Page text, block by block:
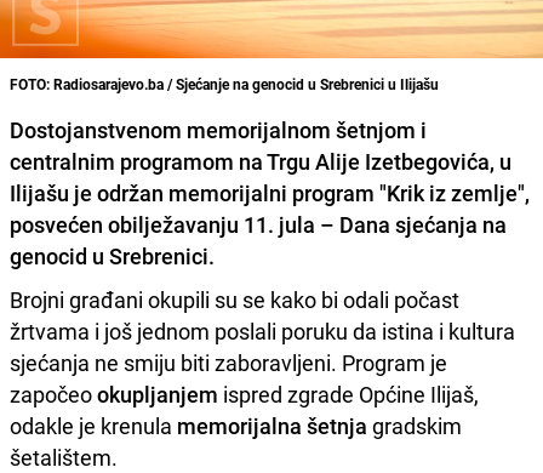
FOTO: Radiosarajevo.ba / Sjećanje na genocid u Srebrenici u Ilijašu
Dostojanstvenom memorijalnom šetnjom i
centralnim programom na Trgu Alije Izetbegovića, u
Ilijašu je održan memorijalni program "Krik iz zemlje",
posvećen obilježavanju 11. jula – Dana sjećanja na
genocid u Srebrenici.
Brojni građani okupili su se kako bi odali počast
žrtvama i još jednom poslali poruku da istina i kultura
sjećanja ne smiju biti zaboravljeni. Program je
započeookupljanjem ispred zgrade Općine Ilijaš,
odakle je krenula memorijalna šetnja gradskim
šetalištem.